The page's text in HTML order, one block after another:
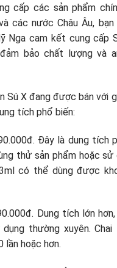
cấp các sản phẩm
các nước Châu Âu,
Nga cam kết cung cấp
bảo chất lượng và
Sú X đang được bán với
tích phổ biến:
Đây là dung tích
thử sản phẩm hoặc sử
có thể dùng được
Dung tích lớn
thường xuyên.
lần hoặc hơn.